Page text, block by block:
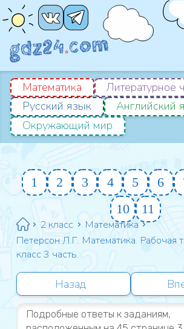
Математика
Литературное
Русский язык
Английский
Окружающий мир
1 2 3 4 5 6
10
11
2 класс
Математика
Петерсон Л.Г. Математика. Рабочая
класс 3 часть.
Назад
Подробные ответы к заданиям,